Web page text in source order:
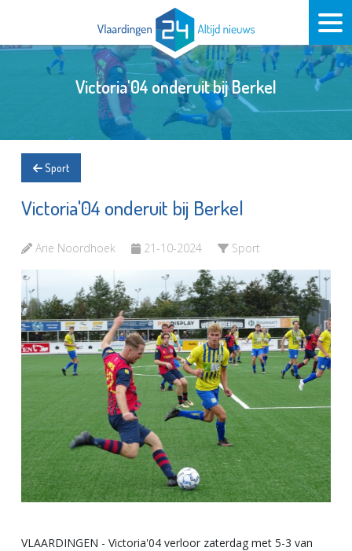
Victoria'04 onderuit bij Berkel
Sport
Victoria'04 onderuit bij Berkel
Arie Noordhoek 21-10-2024 Sport
VLAARDINGEN - Victoria'04 verloor zaterdag met 5-3 van